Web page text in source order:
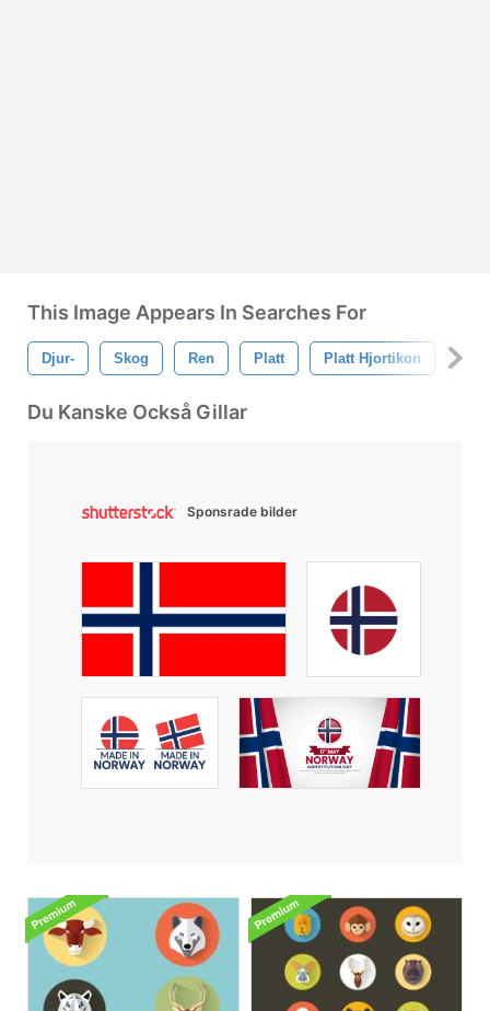
This Image Appears In Searches For
Djur- Skog Ren Platt Platt Hjortikon
Du Kanske Också Gillar
Sponsrade bilder